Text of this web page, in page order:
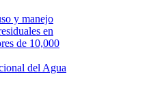
y manejo
en
de 10,000
del Agua